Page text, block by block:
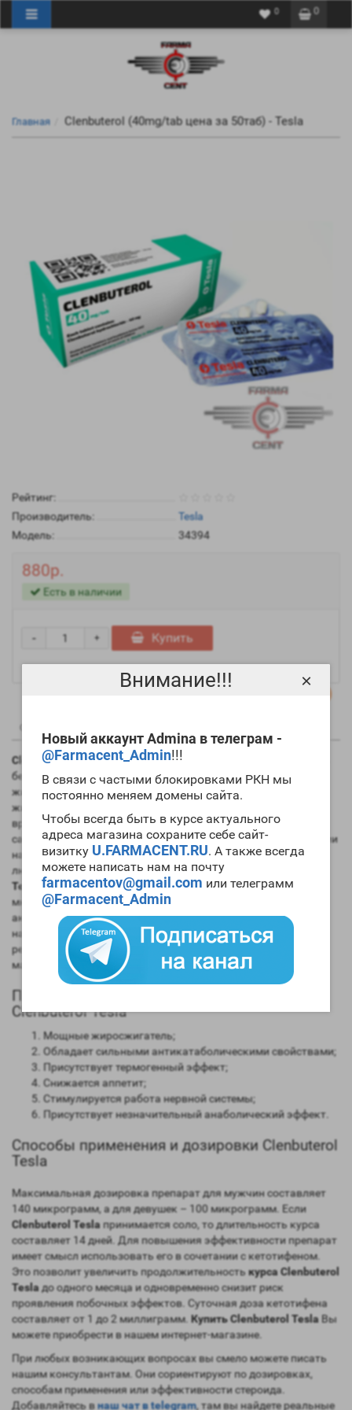
Внимание!!!
Новый аккаунт Admina в телеграм -
@Farmacent_Admin!!!
В связи с частыми блокировками РКН мы
постоянно меняем домены сайта.
Чтобы всегда быть в курсе актуального
адреса магазина сохраните себе сайт-
визитку U.FARMACENT.RU. А также всегда
можете написать нам на почту
farmacentov@gmail.com или телеграмм
@Farmacent_Admin
×
0
0
Главная Clenbuterol (40mg/tab цена за 50таб) - Tesla
Рейтинг:
Производитель:
Tesla
Модель:
34394
880р.
Есть в наличии
+
- Купить
Описание
Clenbuterol Teslaобладает способностью воздействовать на
бета-рецепторы, расположенные в клеточных структурах
жировых тканей. Именно это и объясняет мощные
жиросжигающие свойства препарата. На данный момент
времени,Clenbuterol Tesla можно смело считать одним из
самых мощных жиросжигателей, используемых спортсменами
на
курсах сушки. Также этот препарат часто принимают и
люди, желающие избавиться от лишнего веса.
Tesla для похудениявесьма эффективен и это подтвердят
многочисленные отзывы. В то же время препарат атлетами
активно используется и после курсов АА, так как способен
надежно защитить мускульные ткани от катаболических
реакций. Заметим, что цена Clenbuterol Tesla
магазинах может несколько отличаться.
Положительные качества и эффекты
Clenbuterol Tesla
Мощные жиросжигатель;
Обладает сильными антикатаболическими свойствами;
Присутствует термогенный эффект;
Снижается аппетит;
Стимулируется работа нервной системы;
Присутствует незначительный анаболический эффект.
Способы применения и дозировки Clenbuterol
Tesla
Максимальная дозировка препарат для мужчин составляет
140 микрограмм, а для девушек – 100 микрограмм. Если
Clenbuterol Teslaпринимается соло, то длительность курса
составляет 14 дней. Для повышения эффективности препарат
имеет смысл использовать его в сочетании с кетотифеном.
Это позволит увеличить продолжительностькурса Clenbuterol
Teslaдо одного месяца и одновременно снизит риск
проявления побочных эффектов. Суточная доза кетотифена
составляет от 1 до 2 миллиграмм. Купить Clenbuterol TeslaВы
можете приобрести в нашем интернет-магазине.
При любых возникающих вопросах вы смело можете писать
нашим консультантам. Они сориентируют по дозировках,
способам применения или эффективности стероида.
Добавляйтесь внаш чат в telegram, там вы найдете реальные